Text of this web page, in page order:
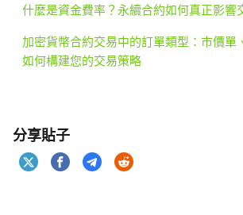
什麼是資金費率？永續合約如何真正影響
加密貨幣合約交易中的訂單類型：市價單
如何構建您的交易策略
分享貼子